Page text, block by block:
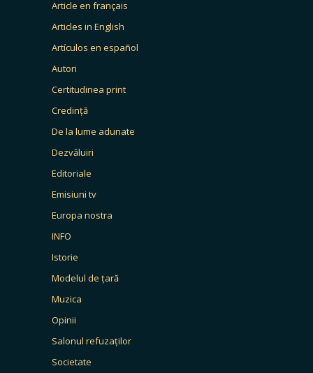
Article en français
Articles in English
Artículos en español
Autori
Certitudinea print
Credință
De la lume adunate
Dezvăluiri
Editoriale
Emisiuni tv
Europa nostra
INFO
Istorie
Modelul de țară
Muzica
Opinii
Salonul refuzaților
Societate